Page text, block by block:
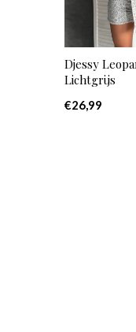
Djessy
Lichtgrijs
€26,99